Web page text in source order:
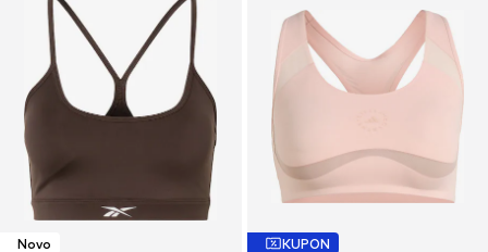
Novo KUPON